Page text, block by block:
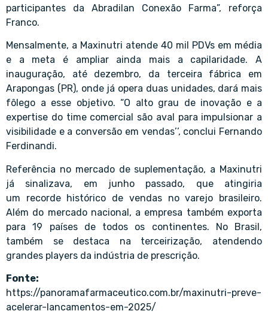
participantes da Abradilan Conexão Farma”, reforça
Franco.
Mensalmente, a Maxinutri atende 40 mil PDVs em média
e a meta é ampliar ainda mais a capilaridade. A
inauguração, até dezembro, da terceira fábrica em
Arapongas (PR), onde já opera duas unidades, dará mais
fôlego a esse objetivo. “O alto grau de inovação e a
expertise do time comercial são aval para impulsionar a
visibilidade e a conversão em vendas’’, conclui Fernando
Ferdinandi.
Referência no mercado de suplementação, a Maxinutri
já sinalizava, em junho passado, que atingiria
um recorde histórico de vendasno varejo brasileiro.
Além do mercado nacional, a empresa também exporta
para 19 países de todos os continentes. No Brasil,
também se destaca na terceirização, atendendo
grandes players da indústria de prescrição.
Fonte:
https://panoramafarmaceutico.com.br/maxinutri-preve-
acelerar-lancamentos-em-2025/